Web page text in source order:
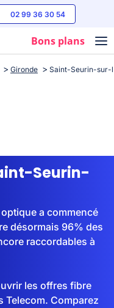
02 99 36 30 54
Bons plans
Gironde Saint-Seurin-sur-
Seurin-
a commencé
désormais 96% des
raccordables à
les offres fibre
Telecom. Comparez